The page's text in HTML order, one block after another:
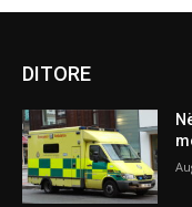
DITORE